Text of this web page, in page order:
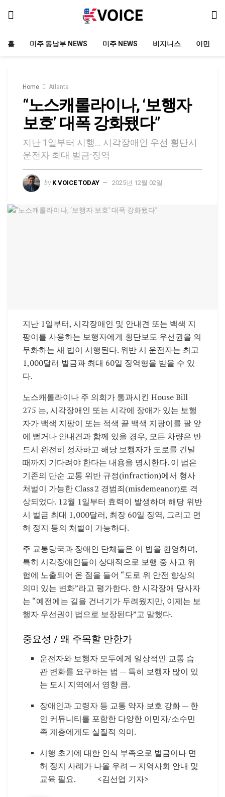
홈 미주 동남부 NEWS 미주 NEWS 비지니스 이민
Home Atlanta
“노스캐롤라이나, ‘보행자
보호’ 대폭 강화됐다”
지난 1일부터 시행... 시각장애인 우선 횡단시
운전자 최대 벌금·징역
by K VOICE TODAY 2025년 12월 02일
지난 1일부터, 시각장애인 및 안내견 또는 백색 지
팡이를 사용하는 보행자에게 횡단보도 우선권을 의
무화하는 새 법이 시행된다. 위반 시 운전자는 최고
1,000달러 벌금과 최대 60일 징역형을 받을 수 있
다.
노스캐롤라이나 주 의회가 통과시킨 House Bill
275 는, 시각장애인 또는 시각에 장애가 있는 보행
자가 백색 지팡이 또는 적색 끝 백색 지팡이를 팔 앞
에 뻗거나 안내견과 함께 있을 경우, 모든 차량은 반
드시 완전히 정차하고 해당 보행자가 도로를 건널
때까지 기다려야 한다는 내용을 명시한다. 이 법은
기존의 단순 교통 위반 규정(infraction)에서 형사
처벌이 가능한 Class 2 경범죄(misdemeanor)로 격
상되었다. 12월 1일부터 효력이 발생하며 해당 위반
시 벌금 최대 1,000달러, 최장 60일 징역, 그리고 면
허 정지 등의 처벌이 가능하다.
주 교통당국과 장애인 단체들은 이 법을 환영하며,
특히 시각장애인들이 상대적으로 보행 중 사고 위
험에 노출되어 온 점을 들어 “도로 위 안전 향상의
의미 있는 변화”라고 평가한다. 한 시각장애 당사자
는 “예전에는 길을 건너기가 두려웠지만, 이제는 보
행자 우선권이 법으로 보장된다”고 말했다.
중요성 / 왜 주목할 만한가
운전자와 보행자 모두에게 일상적인 교통 습
관 변화를 요구하는 법 — 특히 보행자 많이 있
는 도시 지역에서 영향 큼.
장애인과 고령자 등 교통 약자 보호 강화 — 한
인 커뮤니티를 포함한 다양한 이민자/소수민
족 계층에게도 실질적 의미.
시행 초기에 대한 인식 부족으로 벌금이나 면
허 정지 사례가 나올 우려 — 지역사회 안내 및
교육 필요. <김선엽 기자>